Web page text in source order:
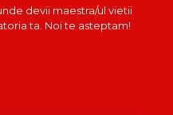
devii maestra/ul vietii
ta. Noi te asteptam!